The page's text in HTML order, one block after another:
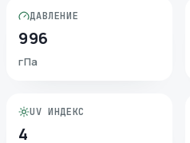
ДАВЛЕНИЕ
996
гПа
UV ИНДЕКС
4